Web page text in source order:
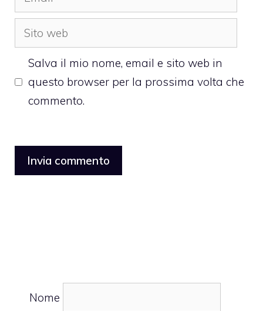
Sito
web
Salva il mio nome, email e sito web in
questo browser per la prossima volta che
commento.
Nome